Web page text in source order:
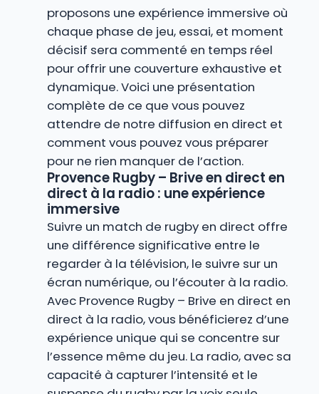
proposons une expérience immersive où
chaque phase de jeu, essai, et moment
décisif sera commenté en temps réel
pour offrir une couverture exhaustive et
dynamique. Voici une présentation
complète de ce que vous pouvez
attendre de notre diffusion en direct et
comment vous pouvez vous préparer
pour ne rien manquer de l’action.
Provence Rugby – Brive en direct en
direct à la radio : une expérience
immersive
Suivre un match de rugby en direct offre
une différence significative entre le
regarder à la télévision, le suivre sur un
écran numérique, ou l’écouter à la radio.
Avec Provence Rugby – Brive en direct en
direct à la radio, vous bénéficierez d’une
expérience unique qui se concentre sur
l’essence même du jeu. La radio, avec sa
capacité à capturer l’intensité et le